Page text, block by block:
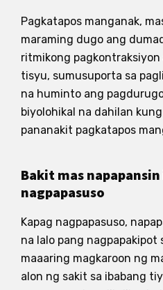
Pagkatapos manganak,
maraming dugo ang
ritmikong pagkontraksiyon
tisyu, sumusuporta sa
na huminto ang
biyolohikal na dahilan
pananakit pagkatapos
Bakit mas
nagpapasuso
Kapag nagpapasuso,
na lalo pang nagpapakipot
maaaring magkaroon ng
alon ng sakit sa ibabang